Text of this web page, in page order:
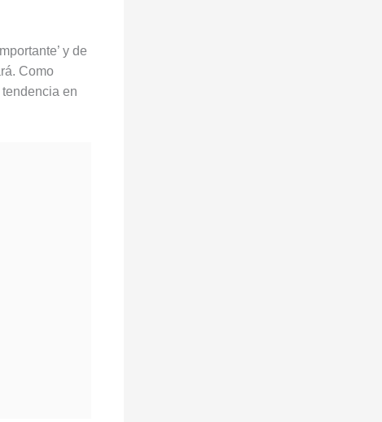
y de
Como
tendencia en